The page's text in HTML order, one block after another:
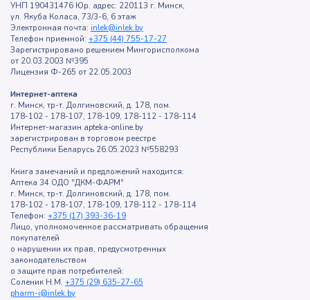
УНП 190431476 Юр. адрес: 220113 г. Минск,
ул. Якуба Коласа, 73/3-6, 6 этаж
Электронная почта: inlek@inlek.by
Телефон приемной: +375 (44) 755-17-27
Зарегистрировано решением Мингорисполкома
от 20.03.2003 №395
Лицензия Ф-265 от 22.05.2003
Интернет-аптека
г. Минск, тр-т. Долгиновский, д. 178, пом.
178-102 - 178-107, 178-109, 178-112 - 178-114
Интернет-магазин apteka-online.by
зарегистрирован в торговом реестре
Республики Беларусь 26.05.2023 №558293
Книга замечаний и предложений находится:
Аптека 34 ОДО "ДКМ-ФАРМ"
г. Минск, тр-т. Долгиновский, д. 178, пом.
178-102 - 178-107, 178-109, 178-112 - 178-114
Телефон: +375 (17) 393-36-19
Лицо, уполномоченное рассматривать обращения
покупателей
о нарушении их прав, предусмотренных
законодательством
о защите прав потребителей:
Соленик Н.М. +375 (29) 635-27-65
pharm-i@inlek.by